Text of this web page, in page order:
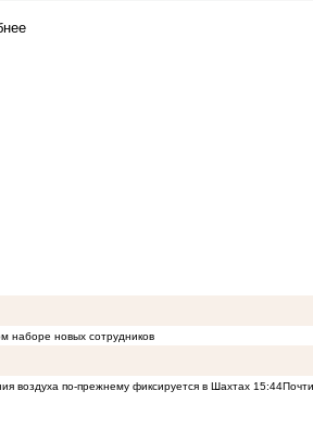
наборе новых сотрудников
воздуха по-прежнему фиксируется в Шахтах 15:44